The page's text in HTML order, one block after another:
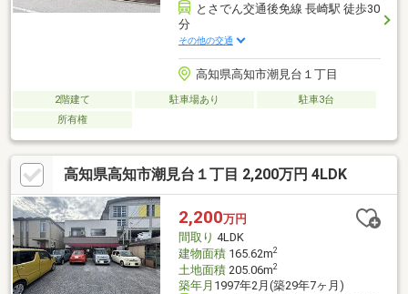
とさでん交通後免線 長崎駅 徒歩30
分
その他の交通
高知県高知市潮見台１丁目
2階建て 駐車場あり
駐車3台
所有権
高知県高知市潮見台１丁目 2,200万円 4LDK
2,200万円
間取り 4LDK
建物面積165.62m2
土地面積205.06m2
築年月 1997年2月(築29年7ヶ月)